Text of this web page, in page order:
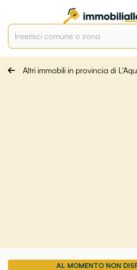
Altri immobili in provincia di
AL MOMENTO NON